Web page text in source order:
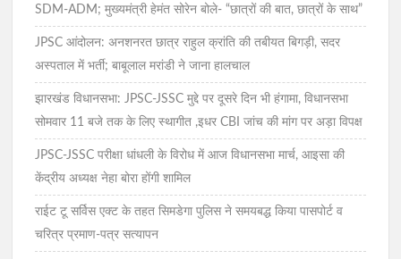
SDM-ADM; मुख्यमंत्री हेमंत सोरेन बोले- “छात्रों की बात, छात्रों के साथ”
JPSC आंदोलन: अनशनरत छात्र राहुल क्रांति की तबीयत बिगड़ी, सदर
अस्पताल में भर्ती; बाबूलाल मरांडी ने जाना हालचाल
झारखंड विधानसभा: JPSC-JSSC मुद्दे पर दूसरे दिन भी हंगामा, विधानसभा
सोमवार 11 बजे तक के लिए स्थागीत ,इधर CBI जांच की मांग पर अड़ा विपक्ष
JPSC-JSSC परीक्षा धांधली के विरोध में आज विधानसभा मार्च, आइसा की
केंद्रीय अध्यक्ष नेहा बोरा होंगी शामिल
राईट टू सर्विस एक्ट के तहत सिमडेगा पुलिस ने समयबद्ध किया पासपोर्ट व
चरित्र प्रमाण-पत्र सत्यापन